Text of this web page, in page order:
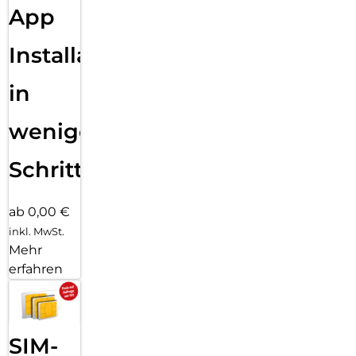
App
Installation
in
wenigen
Schritten
ab 0,00 €
inkl. MwSt.
Mehr
erfahren
SIM-